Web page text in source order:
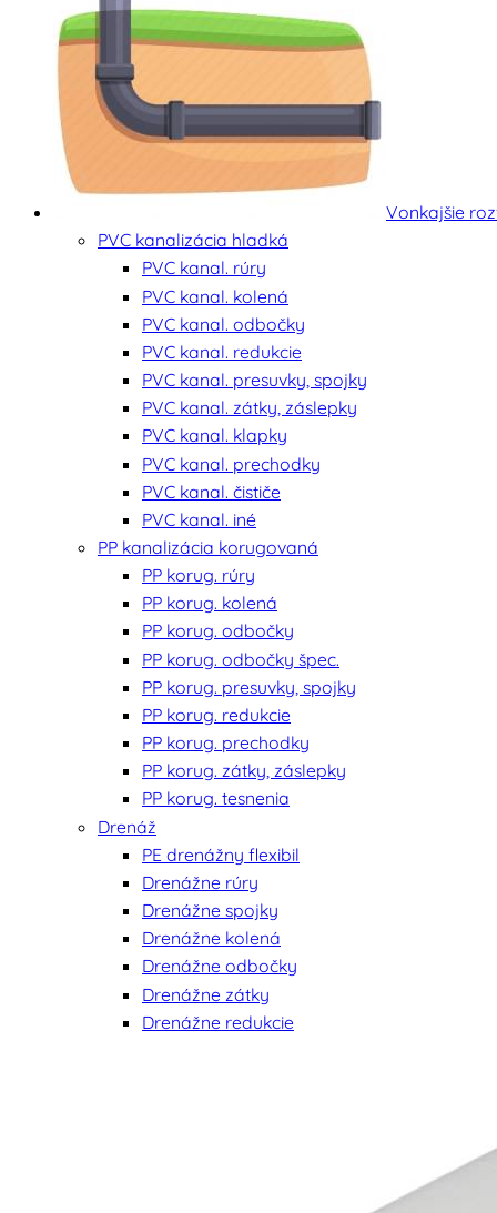
Vonkajšie
PVC kanalizácia hladká
PVC kanal. rúry
PVC kanal. kolená
PVC kanal. odbočky
PVC kanal. redukcie
PVC kanal. presuvky, spojky
PVC kanal. zátky, záslepky
PVC kanal. klapky
PVC kanal. prechodky
PVC kanal. čističe
PVC kanal. iné
PP kanalizácia korugovaná
PP korug. rúry
PP korug. kolená
PP korug. odbočky
PP korug. odbočky špec.
PP korug. presuvky, spojky
PP korug. redukcie
PP korug. prechodky
PP korug. zátky, záslepky
PP korug. tesnenia
Drenáž
PE drenážny flexibil
Drenážne rúry
Drenážne spojky
Drenážne kolená
Drenážne odbočky
Drenážne zátky
Drenážne redukcie